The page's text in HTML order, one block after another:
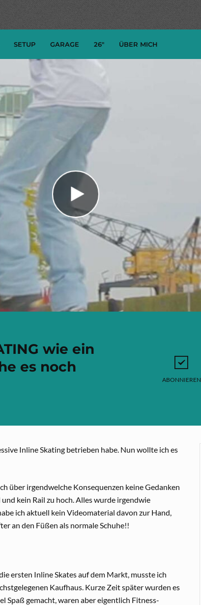
SETUP GARAGE 26″ ÜBER MICH
wie ein
es noch
ABONNIEREN
Inline Skating betrieben habe. Nun wollte ich es
über irgendwelche Konsequenzen keine Gedanken
kein Rail zu hoch. Alles wurde irgendwie
ich aktuell kein Videomaterial davon zur Hand,
an den Füßen als normale Schuhe!!
ersten Inline Skates auf dem Markt, musste ich
Kaufhaus. Kurze Zeit später wurden es
Spaß gemacht, waren aber eigentlich Fitness-